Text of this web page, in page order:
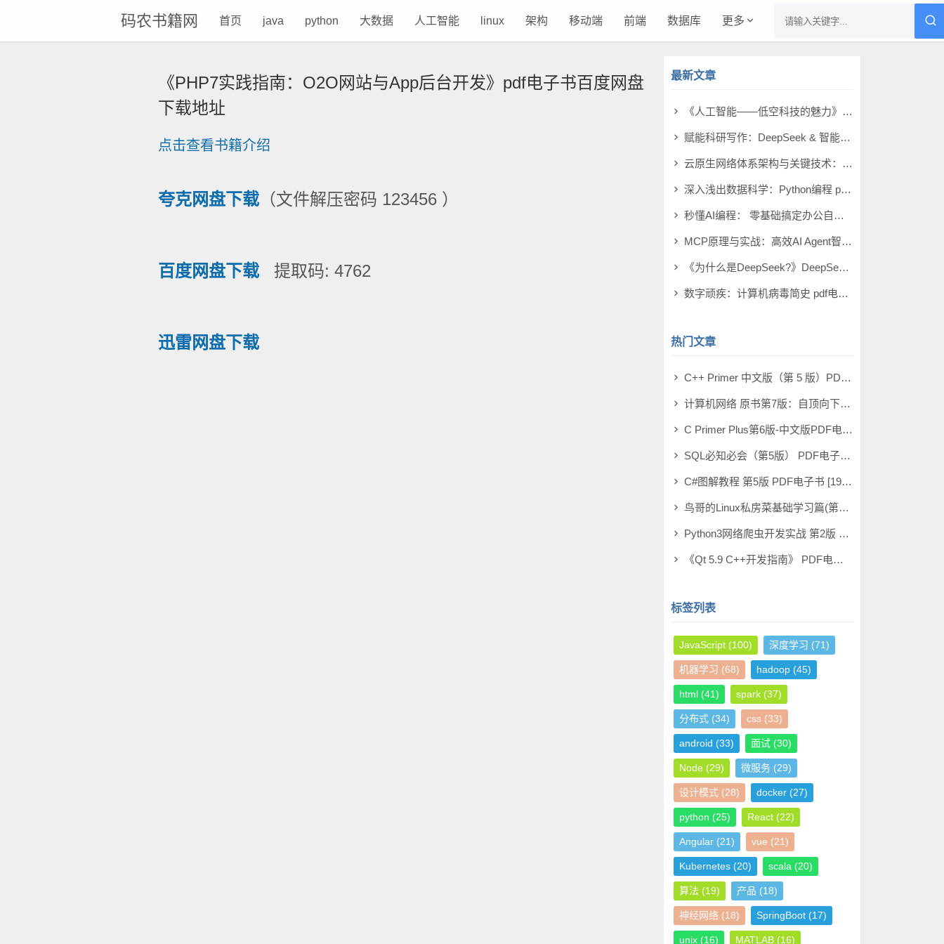
码农书籍网 首页 java python 大数据 人工智能 linux 架构 移动端 前端 数据库 更多
《PHP7实践指南：O2O网站与App后台开发》pdf电子书百度网盘
下载地址
点击查看书籍介绍
夸克网盘下载 （文件解压密码 123456 ）
百度网盘下载 提取码: 4762
迅雷网盘下载
最新文章
《人工智能——低空科技的魅力》蔡荣啸 pdf电子书[11MB]
赋能科研写作：DeepSeek & 智能体 pdf电子书[58MB]
云原生网络体系架构与关键技术：面向无人化智能化战场 pdf电子书[106MB]
深入浅出数据科学：Python编程 pdf电子书[32MB]
秒懂AI编程： 零基础搞定办公自动化 pdf电子书[39MB]
MCP原理与实战：高效AI Agent智能体开发 pdf电子书[93MB]
《为什么是DeepSeek?》DeepSeek研究小组 pdf电子书[4MB]
数字顽疾：计算机病毒简史 pdf电子书[14MB]
热门文章
C++ Primer 中文版（第 5 版）PDF电子书 [164MB]
计算机网络 原书第7版：自顶向下方法 PDF电子书 [73MB]
C Primer Plus第6版-中文版PDF电子书 [198MB]
SQL必知必会（第5版） PDF电子书 [4MB]
C#图解教程 第5版 PDF电子书 [19MB]
鸟哥的Linux私房菜基础学习篇(第四版)电子书PDF [11MB]
Python3网络爬虫开发实战 第2版 PDF电子书 [503MB]
《Qt 5.9 C++开发指南》 PDF电子书 [277MB]
标签列表
JavaScript (100) 深度学习 (71)
机器学习 (68) hadoop (45)
html (41) spark (37)
分布式 (34) css (33)
android (33) 面试 (30)
Node (29) 微服务 (29)
设计模式 (28) docker (27)
python (25) React (22)
Angular (21) vue (21)
Kubernetes (20) scala (20)
算法 (19) 产品 (18)
神经网络 (18) SpringBoot (17)
unix (16) MATLAB (16)